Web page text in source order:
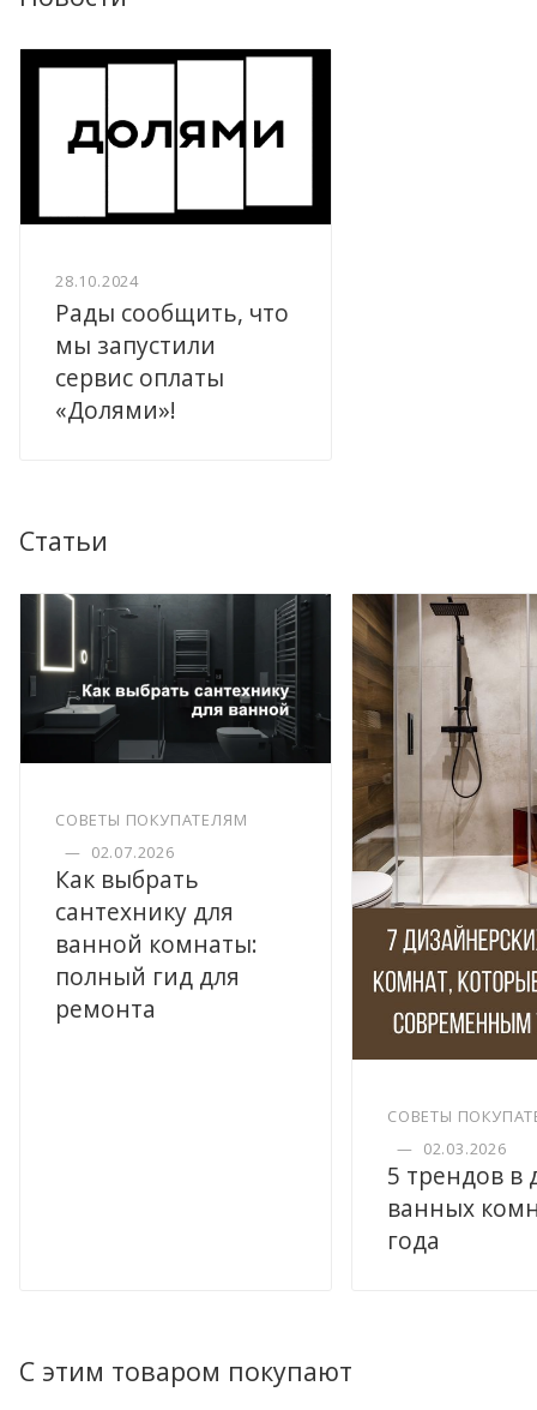
28.10.2024
Рады сообщить, что
мы запустили
сервис оплаты
«Долями»!
Статьи
СОВЕТЫ ПОКУПАТЕЛЯМ
— 02.07.2026
Как выбрать
сантехнику для
ванной комнаты:
полный гид для
ремонта
СОВЕТЫ
— 02.03.2026
5 трендов в
ванных
года
С этим товаром покупают